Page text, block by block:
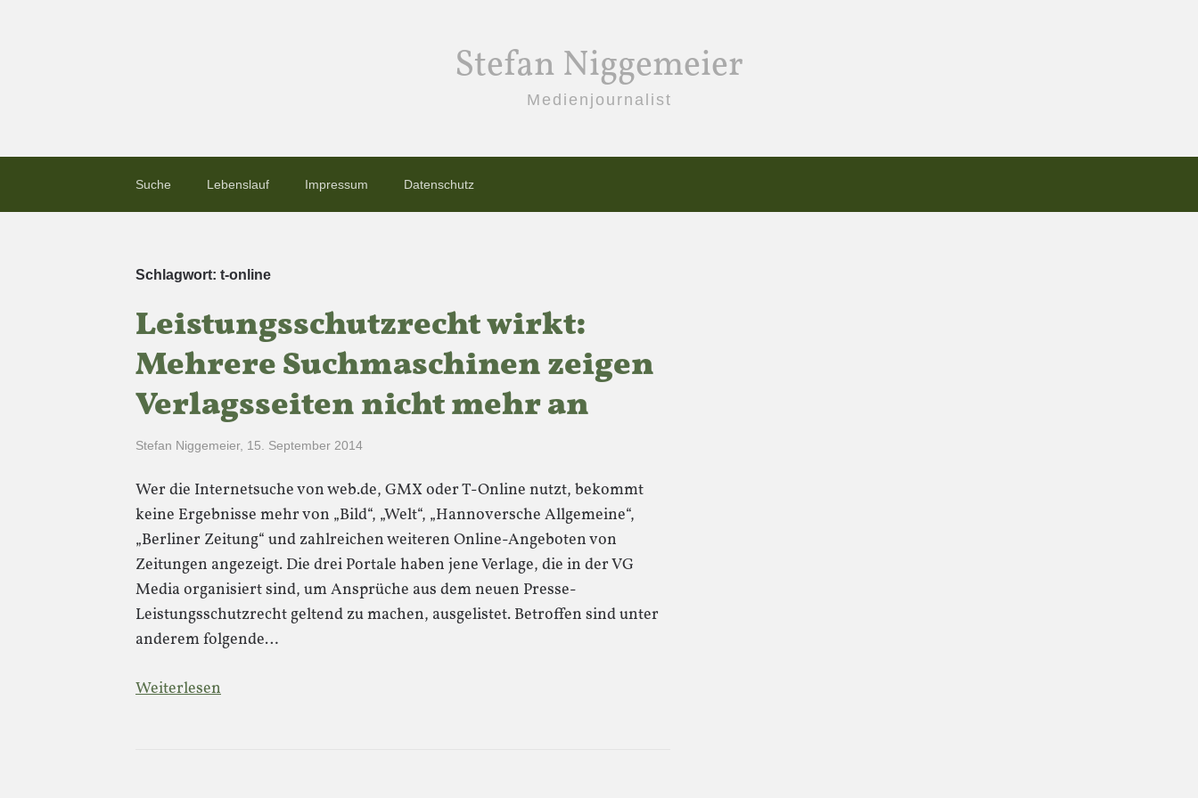
Stefan Niggemeier
Medienjournalist
Suche Lebenslauf Impressum Datenschutz
Schlagwort: t-online
Leistungsschutz­recht wirkt:
Mehrere Suchmaschinen zeigen
Verlagsseiten nicht mehr an
Stefan Niggemeier, 15. September 2014
Wer die Internetsuche von web.de, GMX oder T-Online nutzt, bekommt
keine Ergebnisse mehr von „Bild“, „Welt“, „Hannoversche Allgemeine“,
„Berliner Zeitung“ und zahlreichen weiteren Online-Angeboten von
Zeitungen angezeigt. Die drei Portale haben jene Verlage, die in der VG
Media organisiert sind, um Ansprüche aus dem neuen Presse-
Leistungsschutzrecht geltend zu machen, ausgelistet. Betroffen sind unter
anderem folgende…
Weiterlesen